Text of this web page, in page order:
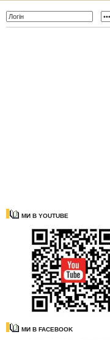
МИ В YOUTUBE
МИ В FACEBOOK